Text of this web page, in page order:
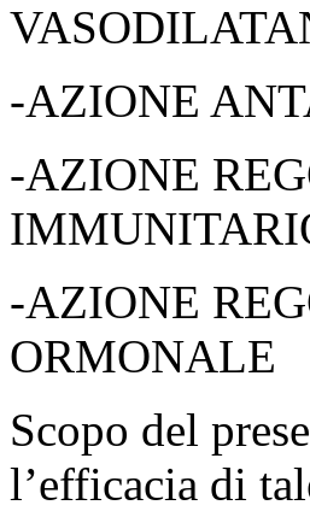
-AZIONE
-AZIONE
-AZIONE
ORMONALE
Scopo del
l’efficacia di